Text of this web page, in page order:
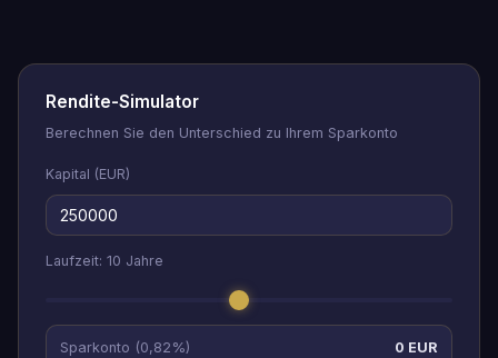
Rendite-Simulator
Berechnen Sie den Unterschied zu Ihrem Sparkonto
Kapital (EUR)
Laufzeit: 10 Jahre
Sparkonto (0,82%) 0 EUR